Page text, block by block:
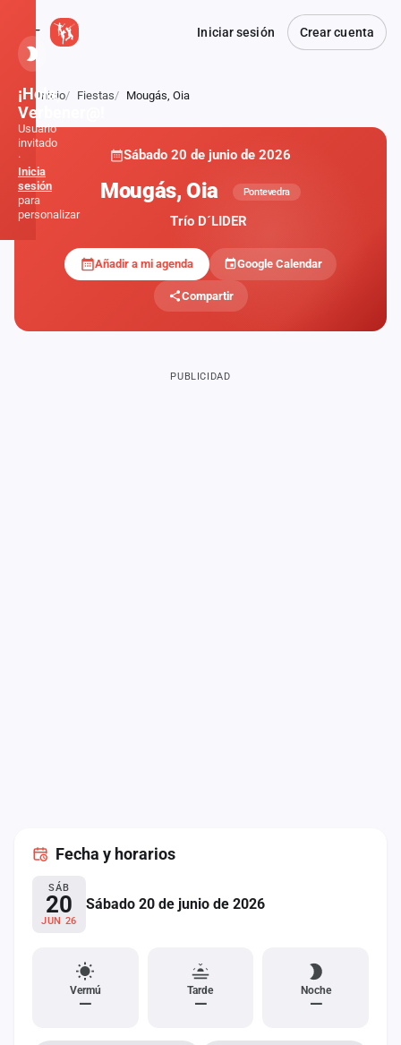
Iniciar sesión Crear cuenta
Atrás
Inicio Fiestas Mougás, Oia
Sábado 20 de junio de 2026
Mougás, Oia Pontevedra
Trío D´LIDER
Añadir a mi agenda Google Calendar
Compartir
PUBLICIDAD
Fecha y horarios
SÁB
20
JUN 26
Sábado 20 de junio de 2026
Vermú
—
Tarde
—
Noche
—
¡Hola,
Verbener@!
Usuario
invitado
·
Inicia
sesión
para
personalizar
Administración
Contacto